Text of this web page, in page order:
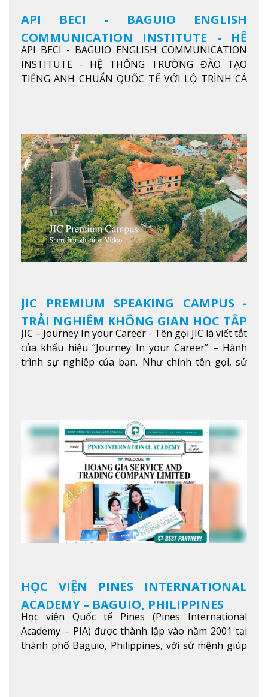
API BECI - BAGUIO ENGLISH
COMMUNICATION INSTITUTE - HỆ
THỐNG TRƯỜNG ĐÀO TẠO TIẾNG
ANH CHUẨN QUỐC TẾ
API BECI - BAGUIO ENGLISH COMMUNICATION
INSTITUTE - HỆ THỐNG TRƯỜNG ĐÀO TẠO
TIẾNG ANH CHUẨN QUỐC TẾ VỚI LỘ TRÌNH CÁ
JIC PREMIUM SPEAKING CAMPUS -
TRẢI NGHIỆM KHÔNG GIAN HỌC TẬP
5 SAO TẠI BAGUIO
JIC – Journey In your Career - Tên gọi JIC là viết tắt
của khẩu hiệu “Journey In your Career” – Hành
trình sự nghiệp của bạn. Như chính tên gọi, sứ
HỌC VIỆN PINES INTERNATIONAL
ACADEMY – BAGUIO, PHILIPPINES
Học viện Quốc tế Pines (Pines International
Academy – PIA) được thành lập vào năm 2001 tại
thành phố Baguio, Philippines, với sứ mệnh giúp